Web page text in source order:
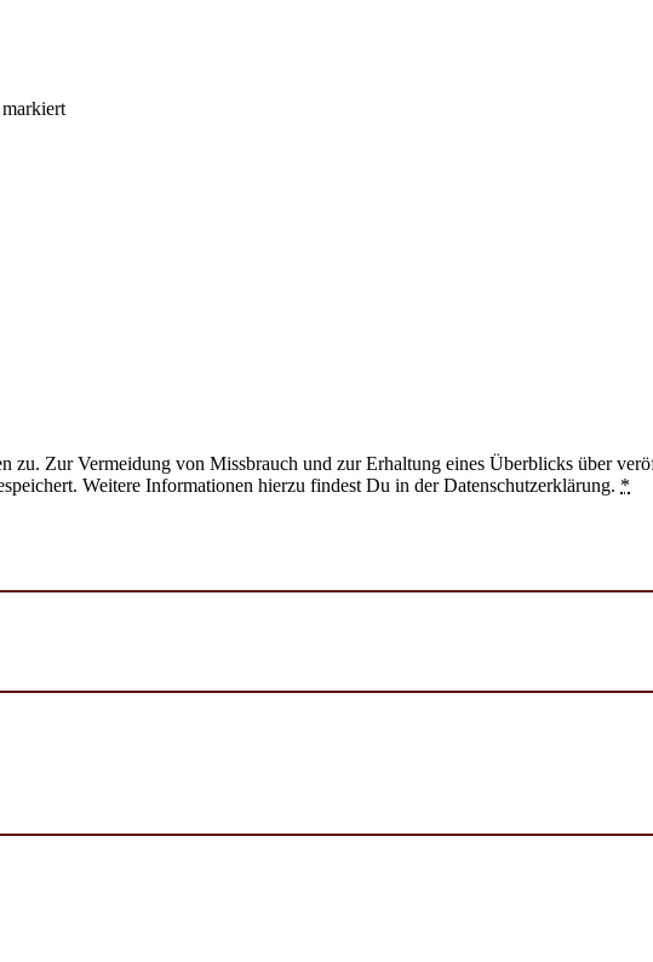
markiert
zu. Zur Vermeidung von Missbrauch und zur Erhaltung eines Überblicks über
Weitere Informationen hierzu findest Du in der Datenschutzerklärung. *